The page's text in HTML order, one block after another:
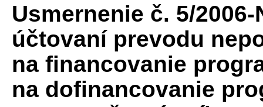
Usmernenie č. 5/
účtovaní prevodu
na financovanie
na dofinancovanie